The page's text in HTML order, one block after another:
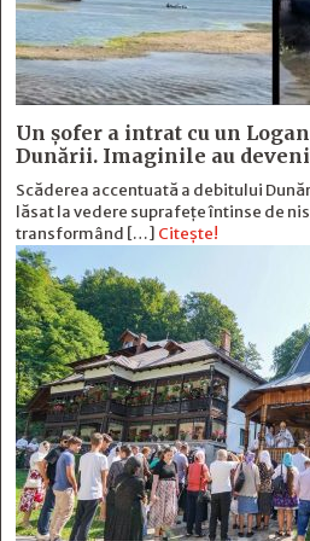
Un șofer a intrat cu un
Dunării. Imaginile au
Scăderea accentuată a debitului
lăsat la vedere suprafețe întinse de
transformând […] Citește!